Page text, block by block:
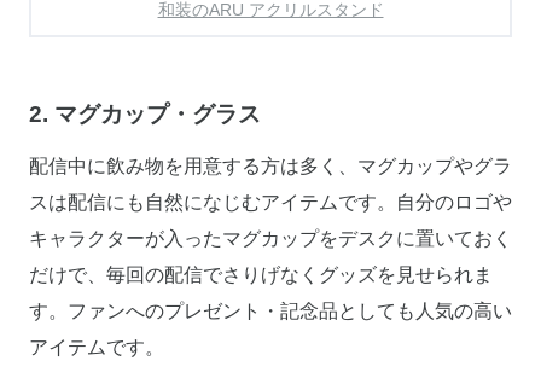
和装のARU アクリルスタンド
2. マグカップ・グラス
配信中に飲み物を用意する方は多く、マグカップやグラ
スは配信にも自然になじむアイテムです。自分のロゴや
キャラクターが入ったマグカップをデスクに置いておく
だけで、毎回の配信でさりげなくグッズを見せられま
す。ファンへのプレゼント・記念品としても人気の高い
アイテムです。